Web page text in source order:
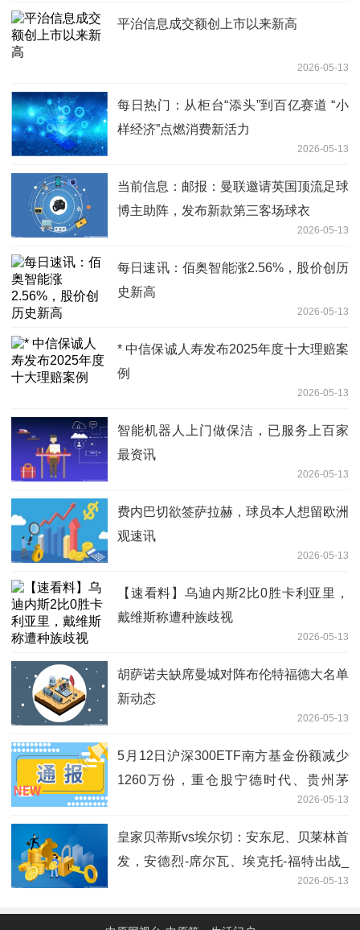
平治信息成交额创上市以来新高
2026-05-13
每日热门：从柜台“添头”到百亿赛道 “小
样经济”点燃消费新活力
2026-05-13
当前信息：邮报：曼联邀请英国顶流足球
博主助阵，发布新款第三客场球衣
2026-05-13
每日速讯：佰奥智能涨2.56%，股价创历
史新高
2026-05-13
* 中信保诚人寿发布2025年度十大理赔案
例
2026-05-13
智能机器人上门做保洁，已服务上百家
最资讯
2026-05-13
费内巴切欲签萨拉赫，球员本人想留欧洲
观速讯
2026-05-13
【速看料】乌迪内斯2比0胜卡利亚里，
戴维斯称遭种族歧视
2026-05-13
胡萨诺夫缺席曼城对阵布伦特福德大名单
新动态
2026-05-13
5月12日沪深300ETF南方基金份额减少
1260万份，重仓股宁德时代、贵州茅
2026-05-13
皇家贝蒂斯vs埃尔切：安东尼、贝莱林首
发，安德烈-席尔瓦、埃克托-福特出战_
2026-05-13